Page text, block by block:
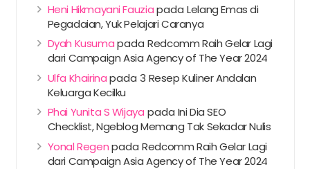
Heni Hikmayani FauziapadaLelang Emas di
Pegadaian, Yuk Pelajari Caranya
Dyah KusumapadaRedcomm Raih Gelar Lagi
dari Campaign Asia Agency of The Year 2024
Ulfa Khairinapada3 Resep Kuliner Andalan
Keluarga Kecilku
Phai Yunita S Wijaya pada Ini Dia SEO
Checklist, Ngeblog Memang Tak Sekadar Nulis
Yonal RegenpadaRedcomm Raih Gelar Lagi
dari Campaign Asia Agency of The Year 2024